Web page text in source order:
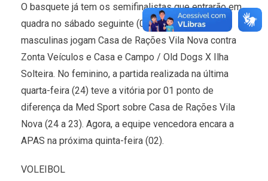
O basquete já tem os semifinalistas que entrarão em
quadra no sábado seguinte (04/12). As equipes
masculinas jogam Casa de Rações Vila Nova contra
Zonta Veículos e Casa e Campo / Old Dogs X Ilha
Solteira. No feminino, a partida realizada na última
quarta-feira (24) teve a vitória por 01 ponto de
diferença da Med Sport sobre Casa de Rações Vila
Nova (24 a 23). Agora, a equipe vencedora encara a
APAS na próxima quinta-feira (02).
VOLEIBOL